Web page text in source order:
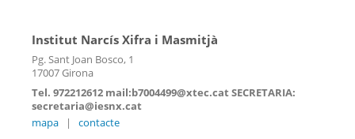
Institut Narcís Xifra i Masmitjà
Pg. Sant Joan Bosco, 1
17007 Girona
Tel. 972212612 mail:b7004499@xtec.cat SECRETARIA:
secretaria@iesnx.cat
mapa
| contacte